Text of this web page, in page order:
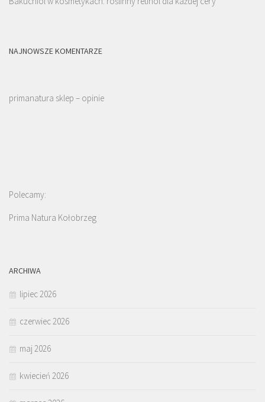
NAJNOWSZE KOMENTARZE
primanatura sklep – opinie
Polecamy:
Prima Natura Kołobrzeg
ARCHIWA
lipiec 2026
czerwiec 2026
maj 2026
kwiecień 2026